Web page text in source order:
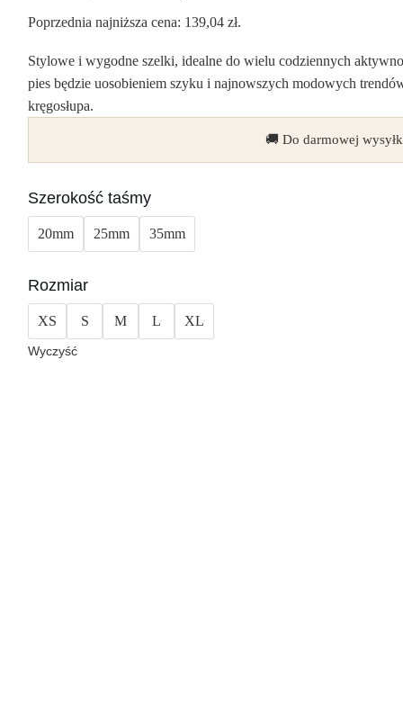
Poprzednia najniższa cena: 139,04zł.
Stylowe i wygodne szelki, idealne do wielu codziennych
pies będzie uosobieniem szyku i najnowszych modowych
kręgosłupa.
🚚 Do darmowej
Szerokość taśmy
20mm 25mm 35mm
Rozmiar
XS S M L XL
Wyczyść